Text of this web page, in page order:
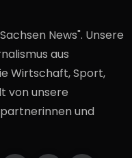
News". Unsere
aus
Wirtschaft, Sport,
von unsere
und